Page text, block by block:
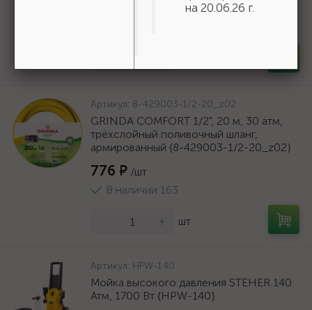
Артикул: 8-429003-1/2-20_z02
GRINDA COMFORT 1/2", 20 м, 30 атм,
трёхслойный поливочный шланг,
армированный {8-429003-1/2-20_z02}
776 ₽ /шт
В наличии 163
+ шт
Артикул: HPW-140
Мойка высокого давления STEHER 140
Атм, 1700 Вт {HPW-140}
на 20.06.26 г.